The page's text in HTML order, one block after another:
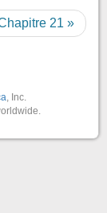
21 »
, Inc.